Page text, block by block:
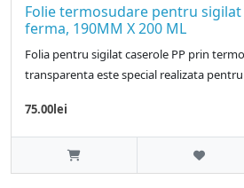
Folie termosudare pentru sigilat
ferma, 190MM X 200 ML
Folia pentru sigilat caserole PP prin
transparenta este special realizata
75.00lei